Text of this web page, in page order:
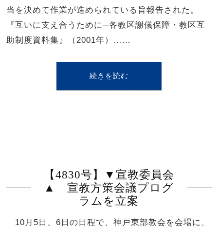
当を決めて作業が進められている旨報告された。
『互いに支え合うために─各教区謝儀保障・教区互
助制度資料集』（2001年）……
続きを読む
【4830号】▼宣教委員会
▲ 宣教方策会議プログ
ラムを立案
10月5日、6日の日程で、神戸東部教会を会場に、